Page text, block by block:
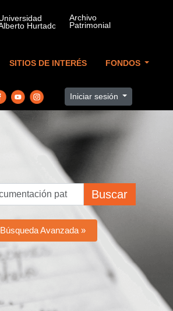
SITIOS DE INTERÉS FONDOS
Iniciar sesión
Buscar
Búsqueda Avanzada »